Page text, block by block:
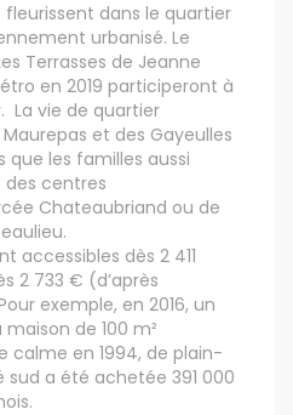
dans le quartier
urbanisé. Le
Terrasses de Jeanne
en 2019 participeront à
La vie de quartier
et des Gayeulles
les familles aussi
des centres
Chateaubriand ou de
accessibles dès 2 411
2 733 € (d’après
exemple, en 2016, un
de 100 m²
calme en 1994, de plain-
sud a été achetée 391 000